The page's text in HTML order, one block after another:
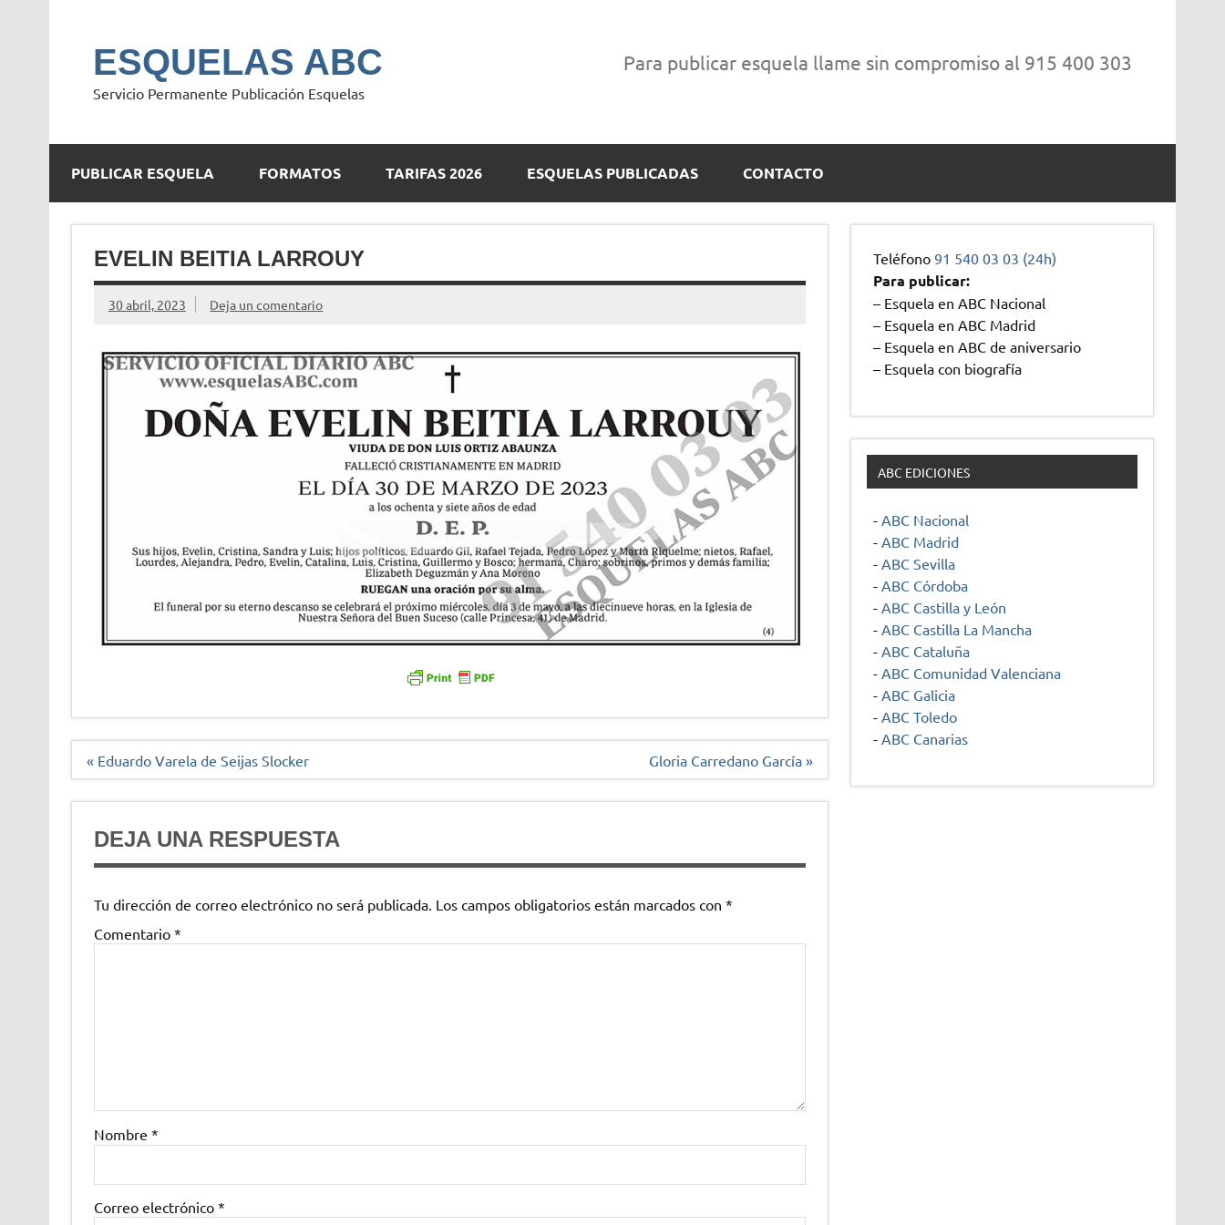
ESQUELAS ABC
Servicio Permanente Publicación Esquelas
Para publicar esquela llame sin compromiso al 915 400 303
PUBLICAR ESQUELA FORMATOS TARIFAS 2026 ESQUELAS PUBLICADAS CONTACTO
EVELIN BEITIA LARROUY
30 abril, 2023 Deja un comentario
Navegación
« Eduardo Varela de Seijas Slocker Gloria Carredano García »
DEJA UNA RESPUESTA
Tu dirección de correo electrónico no será publicada. Los campos obligatorios están marcados con *
Comentario *
Nombre *
Correo electrónico *
Teléfono91 540 03 03 (24h)
Para publicar:
– Esquela en ABC Nacional
– Esquela en ABC Madrid
– Esquela en ABC de aniversario
– Esquela con biografía
ABC EDICIONES
- ABC Nacional
- ABC Madrid
- ABC Sevilla
- ABC Córdoba
- ABC Castilla y León
- ABC Castilla La Mancha
- ABC Cataluña
- ABC Comunidad Valenciana
- ABC Galicia
- ABC Toledo
- ABC Canarias